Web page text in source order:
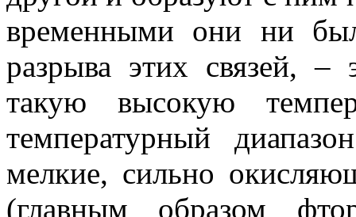
временными они ни
разрыва этих связей,
такую высокую
температурный
мелкие, сильно
(главным образом